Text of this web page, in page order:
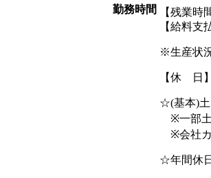
勤務時間
【残業時
【給料支
※生産状
【休 日】
☆(基本)土
※一部土
※会社カ
☆年間休